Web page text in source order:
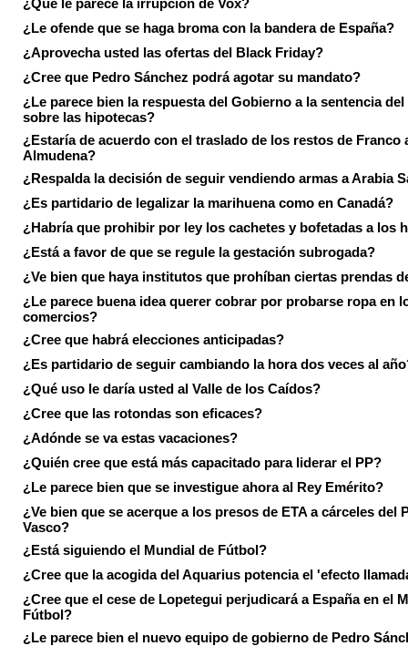
¿Qué le parece la irrupción de Vox?
¿Le ofende que se haga broma con la bandera de España?
¿Aprovecha usted las ofertas del Black Friday?
¿Cree que Pedro Sánchez podrá agotar su mandato?
¿Le parece bien la respuesta del Gobierno a la sentencia
sobre las hipotecas?
¿Estaría de acuerdo con el traslado de los restos de Franco
Almudena?
¿Respalda la decisión de seguir vendiendo armas a Arabia
¿Es partidario de legalizar la marihuena como en Canadá?
¿Habría que prohibir por ley los cachetes y bofetadas a los
¿Está a favor de que se regule la gestación subrogada?
¿Ve bien que haya institutos que prohíban ciertas prendas
¿Le parece buena idea querer cobrar por probarse ropa en
comercios?
¿Cree que habrá elecciones anticipadas?
¿Es partidario de seguir cambiando la hora dos veces al
¿Qué uso le daría usted al Valle de los Caídos?
¿Cree que las rotondas son eficaces?
¿Adónde se va estas vacaciones?
¿Quién cree que está más capacitado para liderar el PP?
¿Le parece bien que se investigue ahora al Rey Emérito?
¿Ve bien que se acerque a los presos de ETA a cárceles del
Vasco?
¿Está siguiendo el Mundial de Fútbol?
¿Cree que la acogida del Aquarius potencia el 'efecto
¿Cree que el cese de Lopetegui perjudicará a España en el
Fútbol?
¿Le parece bien el nuevo equipo de gobierno de Pedro